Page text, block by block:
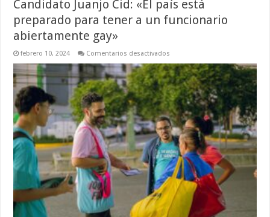
Candidato Juanjo Cid: «El país está
preparado para tener a un funcionario
abiertamente gay»
febrero 10, 2024 Comentarios desactivados
Juanjo
Cid:
«El
país
está
preparado
para
tener
a
un
funcionario
abiertamente
gay»